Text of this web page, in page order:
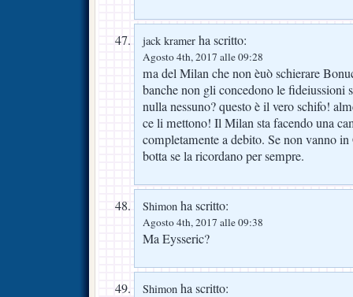
jack kramer ha scritto:
Agosto 4th, 2017 alle 09:28
ma del Milan che non èuò schierare
banche non gli concedono le fideiussioni
nulla nessuno? questo è il vero schifo!
ce li mettono! Il Milan sta facendo una
completamente a debito. Se non vanno
botta se la ricordano per sempre.
Shimon ha scritto:
Agosto 4th, 2017 alle 09:38
Ma Eysseric?
Shimon ha scritto: